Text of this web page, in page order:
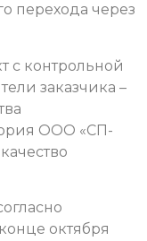
перехода через
с контрольной
заказчика –
ООО «СП-
октября